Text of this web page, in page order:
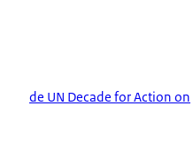
de UN Decade for Action on